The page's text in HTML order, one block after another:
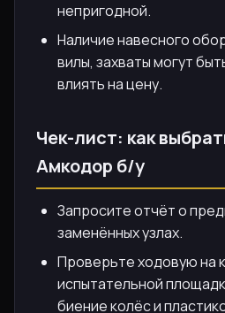
непригодной.
Наличие навесного
вилы, захваты могут
влиять на цену.
Чек-лист: как
Амкодор б/у
Запросите отчёт о
заменённых узлах.
Проверьте ходовую на
испытательной
биение колёс и